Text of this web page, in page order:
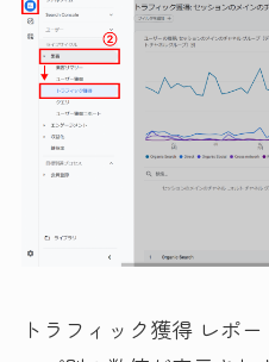
トラフィック獲得 レポ